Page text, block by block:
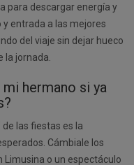
para descargar energía y
entrada a las mejores
del viaje sin dejar hueco
jornada.
hermano si ya
de las fiestas es la
Cámbiale los
Limusina o un espectáculo